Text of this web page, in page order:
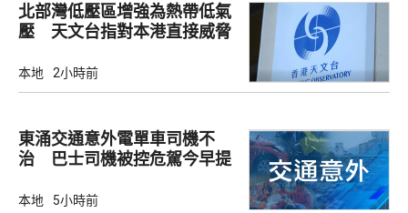
北部灣低壓區增強為熱帶低氣
壓 天文台指對本港直接威脅
本地 2小時前
東涌交通意外電單車司機不
治 巴士司機被控危駕今早提
本地 5小時前